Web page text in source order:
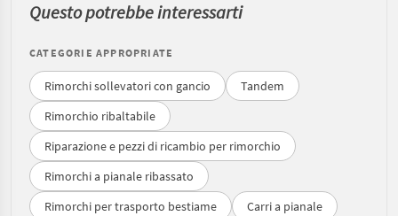
Questo potrebbe interessarti
CATEGORIE APPROPRIATE
Rimorchi sollevatori con gancio
Tandem
Rimorchio ribaltabile
Riparazione e pezzi di ricambio per rimorchio
Rimorchi a pianale ribassato
Rimorchi per trasporto bestiame
Carri a pianale